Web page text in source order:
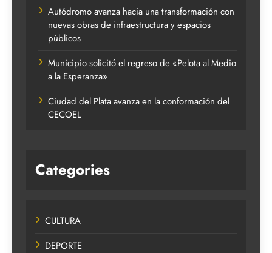
Autódromo avanza hacia una transformación con
nuevas obras de infraestructura y espacios
públicos
Municipio solicitó el regreso de «Pelota al Medio
a la Esperanza»
Ciudad del Plata avanza en la conformación del
CECOEL
Categories
CULTURA
DEPORTE